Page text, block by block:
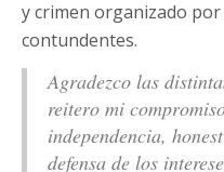
y crimen organizado
contundentes.
Agradezco las
reitero mi
independencia,
defensa de los